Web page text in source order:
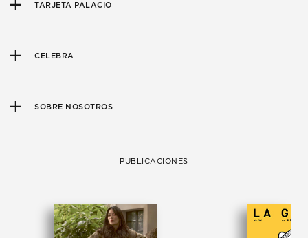
TARJETA PALACIO
CELEBRA
SOBRE NOSOTROS
PUBLICACIONES